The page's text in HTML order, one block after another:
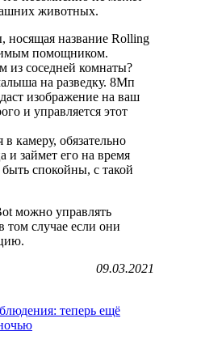
животных.
носящая название Rolling
помощником.
соседней комнаты?
на разведку. 8Мп
изображение на ваш
и управляется этот
в камеру, обязательно
и займет его на время
спокойны, с такой
можно управлять
случае если они
09.03.2021
теперь ещё